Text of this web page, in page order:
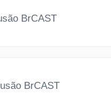
BrCAST
BrCAST